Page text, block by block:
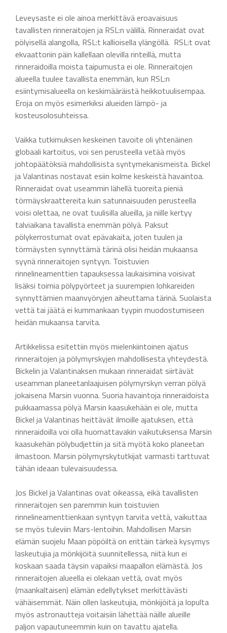
Leveysaste ei ole ainoa merkittävä eroavaisuus
tavallisten rinneraitojen ja RSL:n välillä. Rinneraidat ovat
pölyisellä alangolla, RSL:t kallioisella ylängöllä. RSL:t ovat
ekvaattoriin päin kallellaan olevilla rinteillä, mutta
rinneraidoilla moista taipumusta ei ole. Rinneraitojen
alueella tuulee tavallista enemmän, kun RSL:n
esiintymisalueella on keskimääräistä heikkotuulisempaa.
Eroja on myös esimerkiksi alueiden lämpö- ja
kosteusolosuhteissa.
Vaikka tutkimuksen keskeinen tavoite oli yhtenäinen
globaali kartoitus, voi sen perusteella vetää myös
johtopäätöksiä mahdollisista syntymekanismeista. Bickel
ja Valantinas nostavat esiin kolme keskeistä havaintoa.
Rinneraidat ovat useammin lähellä tuoreita pieniä
törmäyskraattereita kuin satunnaisuuden perusteella
voisi olettaa, ne ovat tuulisilla alueilla, ja niille kertyy
talviaikana tavallista enemmän pölyä. Paksut
pölykerrostumat ovat epävakaita, joten tuulen ja
törmäysten synnyttämä tärinä olisi heidän mukaansa
syynä rinneraitojen syntyyn. Toistuvien
rinnelineamenttien tapauksessa laukaisimina voisivat
lisäksi toimia pölypyörteet ja suurempien lohkareiden
synnyttämien maanvyöryjen aiheuttama tärinä. Suolaista
vettä tai jäätä ei kummankaan tyypin muodostumiseen
heidän mukaansa tarvita.
Artikkelissa esitettiin myös mielenkiintoinen ajatus
rinneraitojen ja pölymyrskyjen mahdollisesta yhteydestä.
Bickelin ja Valantinaksen mukaan rinneraidat siirtävät
useamman planeetanlaajuisen pölymyrskyn verran pölyä
jokaisena Marsin vuonna. Suoria havaintoja rinneraidoista
pukkaamassa pölyä Marsin kaasukehään ei ole, mutta
Bickel ja Valantinas heittävät ilmoille ajatuksen, että
rinneraidoilla voi olla huomattavakin vaikutuksensa Marsin
kaasukehän pölybudjettiin ja sitä myötä koko planeetan
ilmastoon. Marsin pölymyrskytutkijat varmasti tarttuvat
tähän ideaan tulevaisuudessa.
Jos Bickel ja Valantinas ovat oikeassa, eikä tavallisten
rinneraitojen sen paremmin kuin toistuvien
rinnelineamenttienkaan syntyyn tarvita vettä, vaikuttaa
se myös tuleviin Mars-lentoihin. Mahdollisen Marsin
elämän suojelu Maan pöpöiltä on erittäin tärkeä kysymys
laskeutujia ja mönkijöitä suunnitellessa, niitä kun ei
koskaan saada täysin vapaiksi maapallon elämästä. Jos
rinneraitojen alueella ei olekaan vettä, ovat myös
(maankaltaisen) elämän edellytykset merkittävästi
vähäisemmät. Näin ollen laskeutujia, mönkijöitä ja lopulta
myös astronautteja voitaisiin lähettää näille alueille
paljon vapautuneemmin kuin on tavattu ajatella.